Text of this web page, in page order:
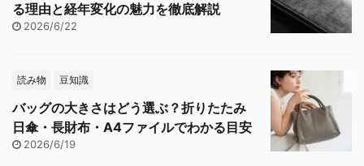
る理由と経年変化の魅力を徹底解説
2026/6/22
読み物 豆知識
バッグの大きさはどう選ぶ？折りたたみ
日傘・長財布・A4ファイルでわかる目安
2026/6/19